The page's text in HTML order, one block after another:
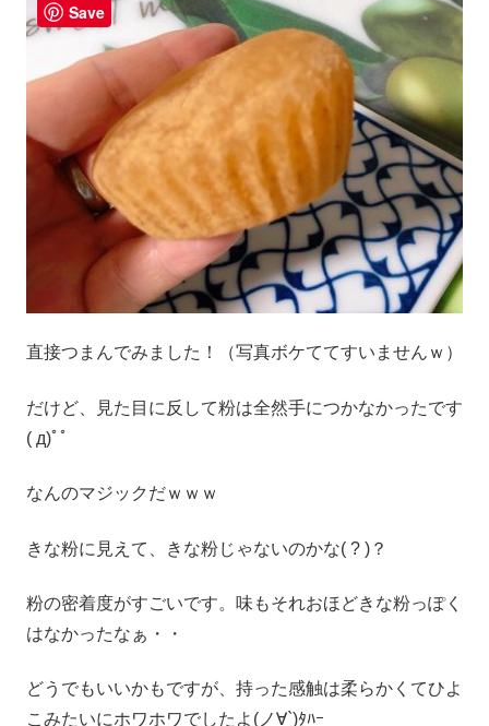
直接つまんでみました！（写真ボケててすいませんｗ）
だけど、見た目に反して粉は全然手につかなかったです
( д)ﾟﾟ
なんのマジックだｗｗｗ
きな粉に見えて、きな粉じゃないのかな( ? )？
粉の密着度がすごいです。味もそれおほどきな粉っぽく
はなかったなぁ・・
どうでもいいかもですが、持った感触は柔らかくてひよ
こみたいにホワホワでしたよ(ノ∀`)ﾀﾊｰ
Save